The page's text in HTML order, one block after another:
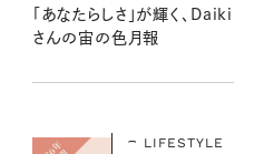
「あなたらしさ」が輝く、Daiki
さんの宙の色月報
LIFESTYLE